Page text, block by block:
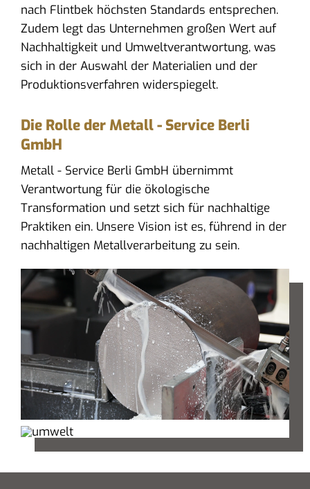
nach Flintbek höchsten Standards entsprechen.
Zudem legt das Unternehmen großen Wert auf
Nachhaltigkeit und Umweltverantwortung, was
sich in der Auswahl der Materialien und der
Produktionsverfahren widerspiegelt.
Die Rolle der Metall - Service Berli
GmbH
Metall - Service Berli GmbH übernimmt
Verantwortung für die ökologische
Transformation und setzt sich für nachhaltige
Praktiken ein. Unsere Vision ist es, führend in der
nachhaltigen Metallverarbeitung zu sein.